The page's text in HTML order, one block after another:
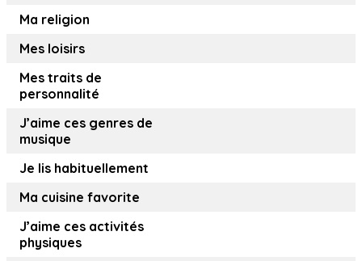
Ma religion
Mes loisirs
Mes traits de
personnalité
J’aime ces genres de
musique
Je lis habituellement
Ma cuisine favorite
J’aime ces activités
physiques